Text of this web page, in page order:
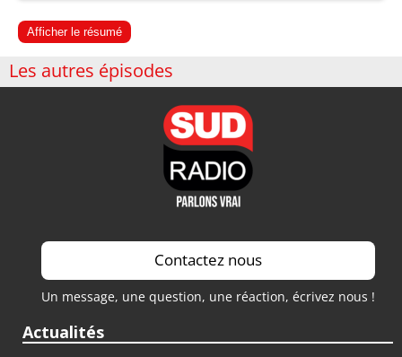
Afficher le résumé
Les autres épisodes
Contactez nous
Un message, une question, une réaction, écrivez nous !
Actualités